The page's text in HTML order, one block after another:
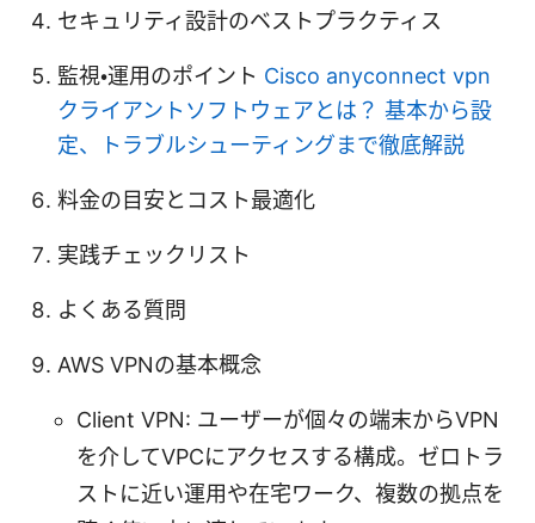
セキュリティ設計のベストプラクティス
監視・運用のポイント Cisco anyconnect vpn
クライアントソフトウェアとは？ 基本から設
定、トラブルシューティングまで徹底解説
料金の目安とコスト最適化
実践チェックリスト
よくある質問
AWS VPNの基本概念
Client VPN: ユーザーが個々の端末からVPN
を介してVPCにアクセスする構成。ゼロトラ
ストに近い運用や在宅ワーク、複数の拠点を